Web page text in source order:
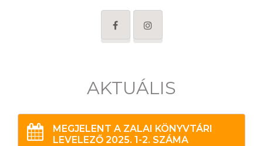
AKTUÁLIS
MEGJELENT A ZALAI KÖNYVTÁRI
LEVELEZŐ 2025. 1-2. SZÁMA